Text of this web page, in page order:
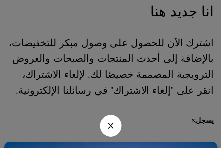
انا جديد هنا
اشترك الآن للحصول على وصول مبكر للتخفيضات،
بالإضافة إلى أحدث المنتجات والصيحات والعروض
الترويجية المصممة خصيصًا لك. لإلغاء الاشتراك،
انقر على "إلغاء الاشتراك" في رسائلنا الإلكترونية.
يسجل